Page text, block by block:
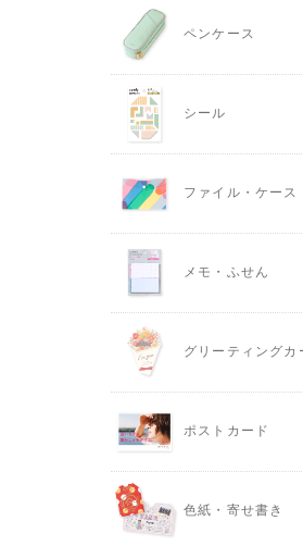
ペンケース
シール
ファイル・ケース
メモ・ふせん
グリーティングカ
ポストカード
色紙・寄せ書き